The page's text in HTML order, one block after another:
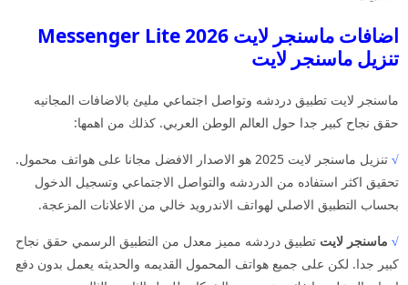
اضافات ماسنجر لايت 2026 Messenger Lite
تنزيل ماسنجر لايت
ماسنجر لايت تطبيق دردشه وتواصل اجتماعي مليئ بالاضافات المجانيه
حقق نجاح كبير جدا حول العالم الوطن العربي. كذلك من اهمها:
√
تنزيل ماسنجر لايت 2025 هو الاصدار الافضل مجانا على هواتف محمول.
تحقيق اكثر استفاده من الدردشه والتواصل الاجتماعي وتسجيل الدخول
بحساب التطبيق الاصلي لهواتف الاندرويد خالي من الاعلانات المزعجة.
√ ماسنجر لايت تطبيق دردشه مميز معدل من التطبيق الرسمي حقق نجاح
كبير جدا. لكن على جميع هواتف المحمول القديمه والحديثه يعمل بدون دفع